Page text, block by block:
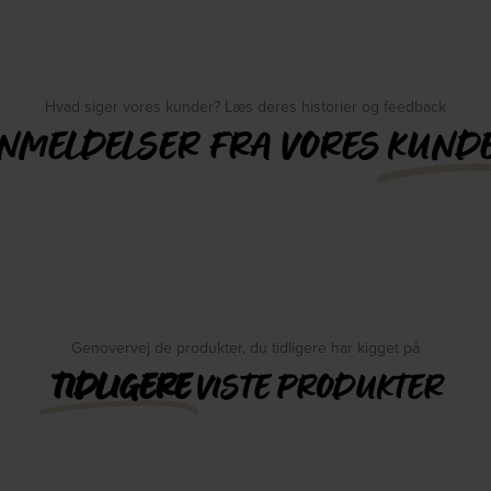
Hvad siger vores kunder? Læs deres historier og feedback
FRA VORES
Genovervej de produkter, du tidligere har kigget på
TIDLIGEREVISTE PRODUKTER